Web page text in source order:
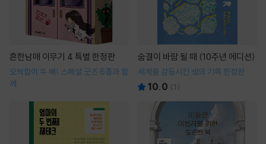
흔한남매 이무기 4 특별 한정판
오싹함이 두 배! 스페셜 굿즈 6종과 함
께
숨결이 바람 될 때 (10주년 에디션)
세계를 감동시킨 생의 기록 한정판
10.0 (1 )